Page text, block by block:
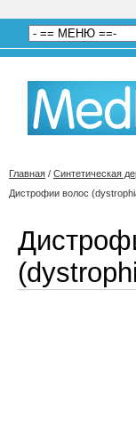
Главная / Синтетическая
Дистрофии волос